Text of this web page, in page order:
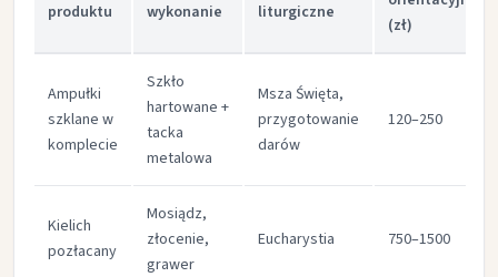
produktu wykonanie liturgiczne
(zł)
Ampułki
szklane w
komplecie
Szkło
hartowane +
tacka
metalowa
Msza Święta,
przygotowanie
darów
120–250
Kielich
pozłacany
Mosiądz,
złocenie,
grawer
Eucharystia 750–1500